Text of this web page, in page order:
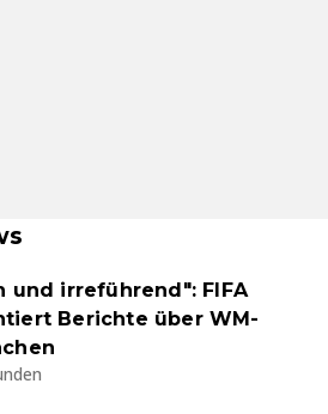
und irreführend": FIFA
Berichte über WM-